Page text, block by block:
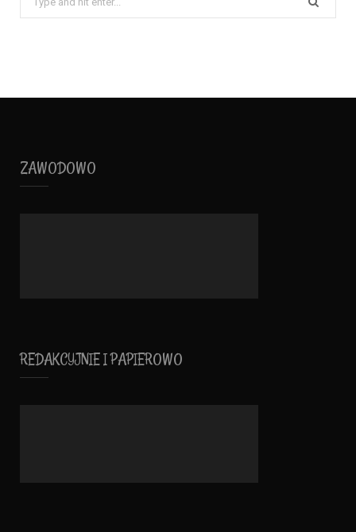
for:
ZAWODOWO
REDAKCYJNIE I PAPIEROWO